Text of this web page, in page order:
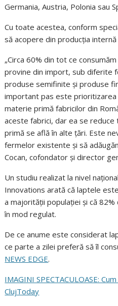
Germania, Austria, Polonia sau
Cu toate acestea, conform
să acopere din producția
„Circa 60% din tot ce
provine din import, sub diferite
produse semifinite şi produse
important pas este
materie primă fabricilor din
aceste fabrici, dar ea se
primă se află în alte ţări. Este
fermelor existente şi să
Cocan, cofondator și director
Un studiu realizat la nivel
Innovations arată că laptele
a majorității populației și că
în mod regulat.
De ce anume este considerat
ce parte a zilei preferă să îl
NEWS EDGE.
IMAGINI SPECTACULOASE:
ClujToday